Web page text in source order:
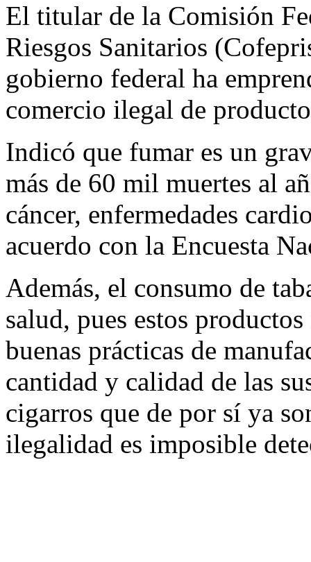
El titular de la Comisión
Riesgos Sanitarios
gobierno federal ha
comercio ilegal de
Indicó que fumar es un
más de 60 mil muertes al
cáncer, enfermedades
acuerdo con la Encuesta
Además, el consumo de
salud, pues estos
buenas prácticas de
cantidad y calidad de las
cigarros que de por sí ya
ilegalidad es imposible